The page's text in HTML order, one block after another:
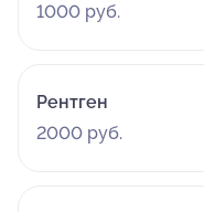
1000 руб.
Рентген
2000 руб.